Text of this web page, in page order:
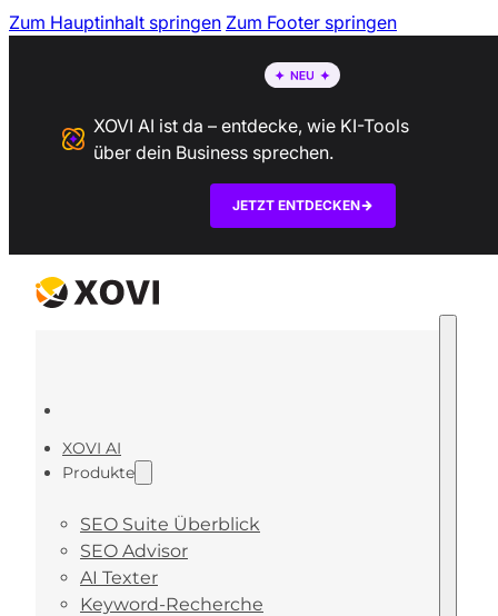
Zum Hauptinhalt springen Zum Footer springen
XOVI AI ist da – entdecke, wie KI-Tools
über dein Business sprechen.
JETZT ENTDECKEN
XOVI AI
Produkte
SEO Suite Überblick
SEO Advisor
AI Texter
Keyword-Recherche